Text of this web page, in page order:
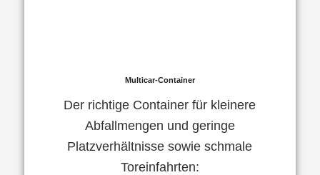
Multicar-Container
Der richtige Container für kleinere
Abfallmengen und geringe
Platzverhältnisse sowie schmale
Toreinfahrten: